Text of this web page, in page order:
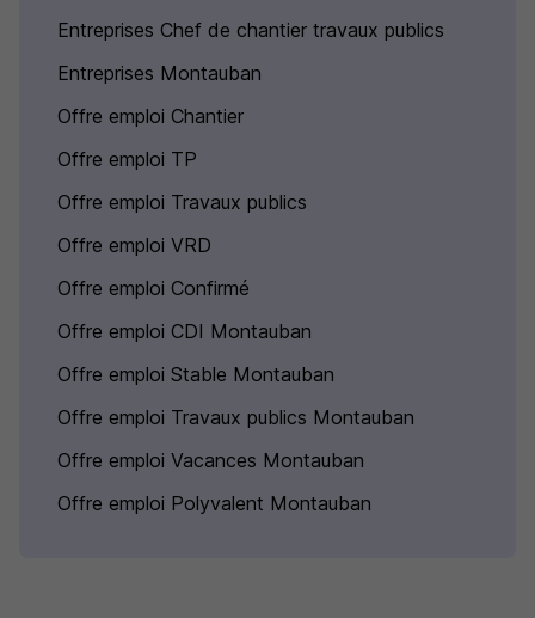
Entreprises Chef de chantier travaux publics
Entreprises Montauban
Offre emploi Chantier
Offre emploi TP
Offre emploi Travaux publics
Offre emploi VRD
Offre emploi Confirmé
Offre emploi CDI Montauban
Offre emploi Stable Montauban
Offre emploi Travaux publics Montauban
Offre emploi Vacances Montauban
Offre emploi Polyvalent Montauban